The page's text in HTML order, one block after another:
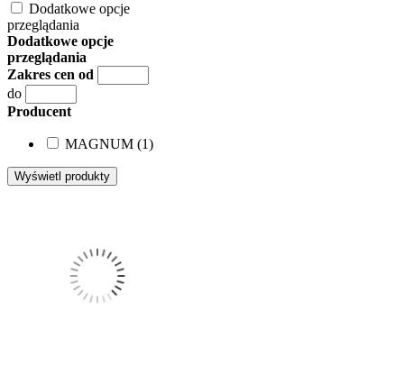
Dodatkowe opcje
przeglądania
Dodatkowe opcje
przeglądania
Zakres cen od
do
Producent
MAGNUM (1)